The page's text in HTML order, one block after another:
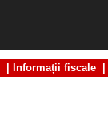
Informații fiscale